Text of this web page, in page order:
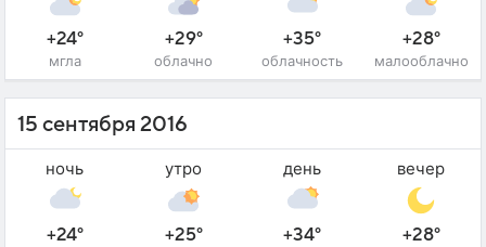
+24°
мгла
+29°
облачно
+35°
облачность
+28°
малооблачно
15 сентября 2016
ночь
+24°
утро
+25°
день
+34°
вечер
+28°